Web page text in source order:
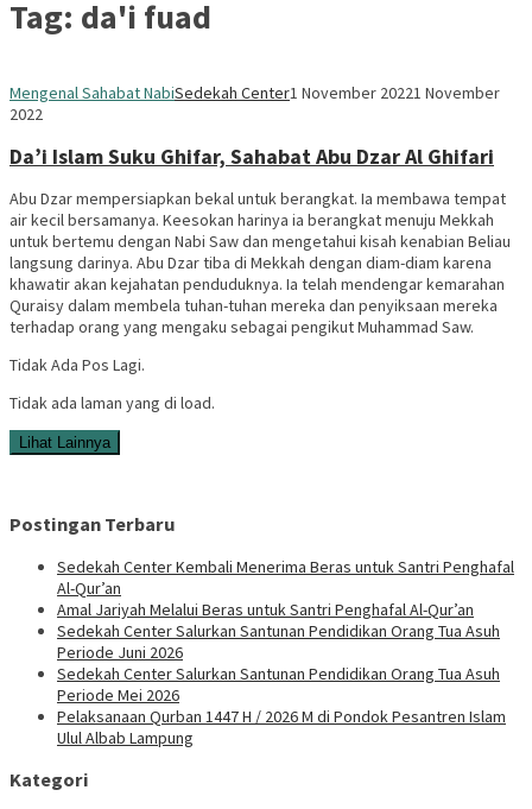
Tag: da'i fuad
Mengenal Sahabat NabiSedekah Center1 November 20221 November
2022
Da’i Islam Suku Ghifar, Sahabat Abu Dzar Al Ghifari
Abu Dzar mempersiapkan bekal untuk berangkat. Ia membawa tempat
air kecil bersamanya. Keesokan harinya ia berangkat menuju Mekkah
untuk bertemu dengan Nabi Saw dan mengetahui kisah kenabian Beliau
langsung darinya. Abu Dzar tiba di Mekkah dengan diam-diam karena
khawatir akan kejahatan penduduknya. Ia telah mendengar kemarahan
Quraisy dalam membela tuhan-tuhan mereka dan penyiksaan mereka
terhadap orang yang mengaku sebagai pengikut Muhammad Saw.
Tidak Ada Pos Lagi.
Tidak ada laman yang di load.
Lihat Lainnya
Postingan Terbaru
Sedekah Center Kembali Menerima Beras untuk Santri Penghafal
Al-Qur’an
Amal Jariyah Melalui Beras untuk Santri Penghafal Al-Qur’an
Sedekah Center Salurkan Santunan Pendidikan Orang Tua Asuh
Periode Juni 2026
Sedekah Center Salurkan Santunan Pendidikan Orang Tua Asuh
Periode Mei 2026
Pelaksanaan Qurban 1447 H / 2026 M di Pondok Pesantren Islam
Ulul Albab Lampung
Kategori